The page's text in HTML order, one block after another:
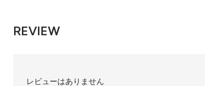
REVIEW
レビューはありません